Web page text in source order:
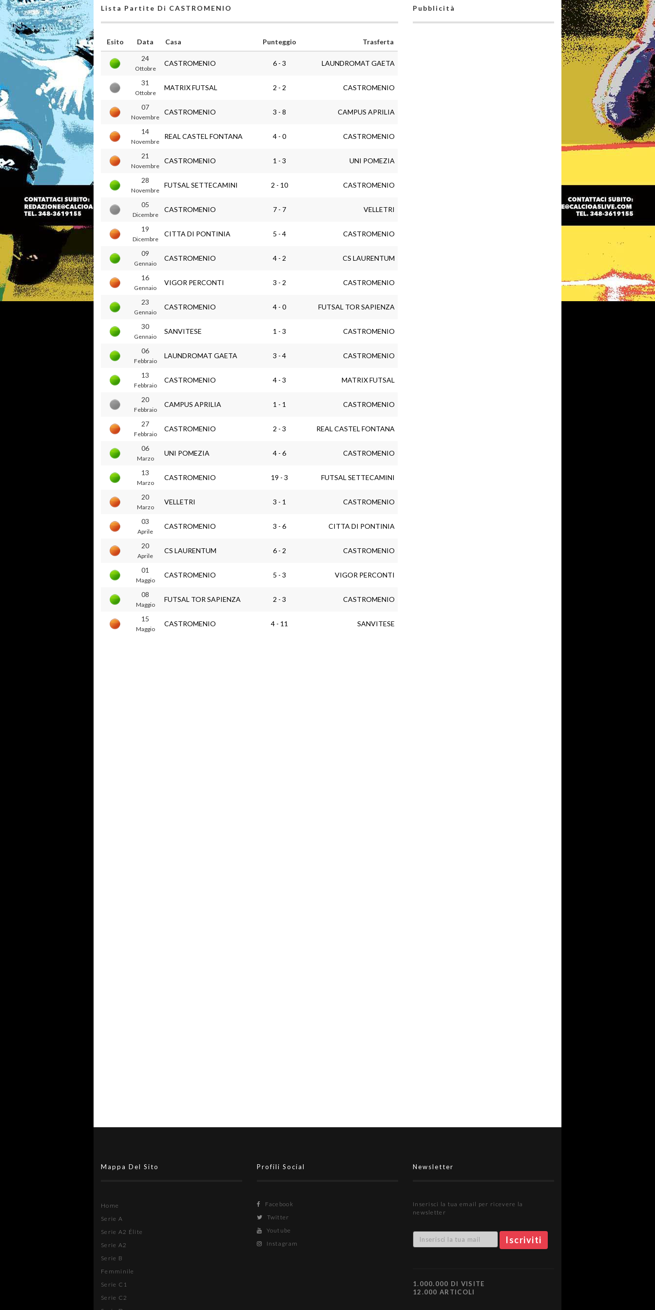
Lista Partite Di CASTROMENIO
Esito Data Casa Punteggio
Trasferta
24
Ottobre
CASTROMENIO 6 - 3 LAUNDROMAT GAETA
31
Ottobre
MATRIX FUTSAL 2 - 2 CASTROMENIO
07
Novembre
CASTROMENIO 3 - 8 CAMPUS APRILIA
14
Novembre
REAL CASTEL FONTANA 4 - 0 CASTROMENIO
21
Novembre
CASTROMENIO 1 - 3 UNI POMEZIA
28
Novembre
FUTSAL SETTECAMINI 2 - 10 CASTROMENIO
05
Dicembre
CASTROMENIO 7 - 7 VELLETRI
19
Dicembre
CITTA DI PONTINIA 5 - 4 CASTROMENIO
09
Gennaio
CASTROMENIO 4 - 2 CS LAURENTUM
16
Gennaio
VIGOR PERCONTI 3 - 2 CASTROMENIO
23
Gennaio
CASTROMENIO 4 - 0 FUTSAL TOR SAPIENZA
30
Gennaio
SANVITESE 1 - 3 CASTROMENIO
06
Febbraio
LAUNDROMAT GAETA 3 - 4 CASTROMENIO
13
Febbraio
CASTROMENIO 4 - 3 MATRIX FUTSAL
20
Febbraio
CAMPUS APRILIA 1 - 1 CASTROMENIO
27
Febbraio
CASTROMENIO 2 - 3 REAL CASTEL FONTANA
06
Marzo
UNI POMEZIA 4 - 6 CASTROMENIO
13
Marzo
CASTROMENIO 19 - 3 FUTSAL SETTECAMINI
20
Marzo
VELLETRI 3 - 1 CASTROMENIO
03
Aprile
CASTROMENIO 3 - 6 CITTA DI PONTINIA
20
Aprile
CS LAURENTUM 6 - 2 CASTROMENIO
01
Maggio
CASTROMENIO 5 - 3 VIGOR PERCONTI
08
Maggio
FUTSAL TOR SAPIENZA 2 - 3 CASTROMENIO
15
Maggio
CASTROMENIO 4 - 11 SANVITESE
Pubblicità
Mappa Del Sito
Home
Serie A
Serie A2 Élite
Serie A2
Serie B
Femminile
Serie C1
Serie C2
Profili Social
Facebook
Twitter
Youtube
Instagram
Newsletter
Inserisci la tua email per ricevere la
newsletter
1.000.000 DI VISITE
12.000 ARTICOLI